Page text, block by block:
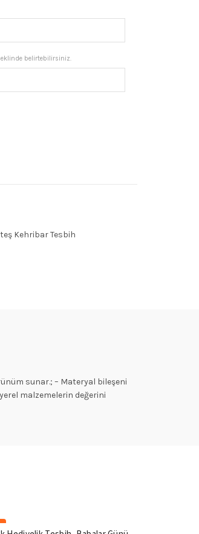
belirtebilirsiniz.
Kehribar Tesbih
sunar.; – Materyal bileşeni
malzemelerin değerini